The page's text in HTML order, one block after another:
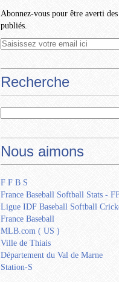
Abonnez-vous pour être averti
publiés.
Recherche
Nous aimons
F F B S
France Baseball Softball Stats -
Ligue IDF Baseball Softball
France Baseball
MLB.com ( US )
Ville de Thiais
Département du Val de Marne
Station-S